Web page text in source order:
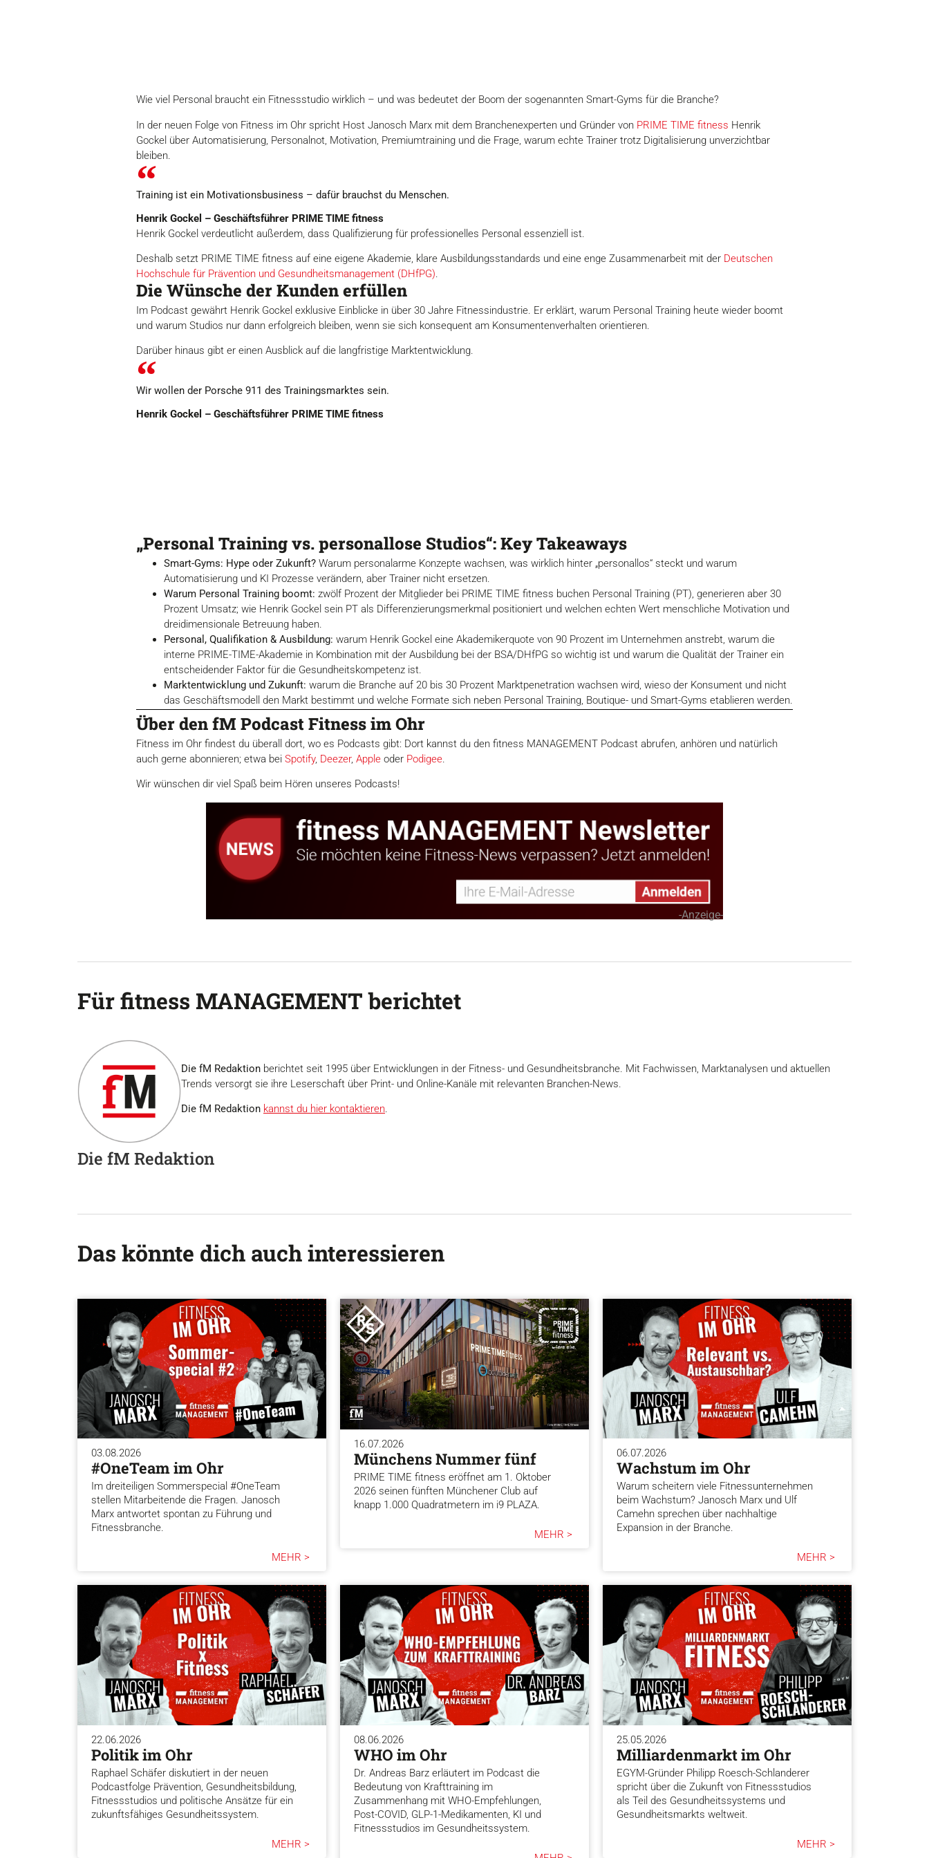
Wie viel Personal braucht ein Fitnessstudio wirklich – und was bedeutet der Boom der sogenannten Smart-Gyms für die Branche?
In der neuen Folge von Fitness im Ohr spricht Host Janosch Marx mit dem Branchenexperten und Gründer von PRIME TIME fitness Henrik
Gockel über Automatisierung, Personalnot, Motivation, Premiumtraining und die Frage, warum echte Trainer trotz Digitalisierung unverzichtbar
bleiben.
Training ist ein Motivationsbusiness – dafür brauchst du Menschen.
Henrik Gockel – Geschäftsführer PRIME TIME fitness
Henrik Gockel verdeutlicht außerdem, dass Qualifizierung für professionelles Personal essenziell ist.
Deshalb setzt PRIME TIME fitness auf eine eigene Akademie, klare Ausbildungsstandards und eine enge Zusammenarbeit mit der Deutschen
Hochschule für Prävention und Gesundheitsmanagement (DHfPG).
Die Wünsche der Kunden erfüllen
Im Podcast gewährt Henrik Gockel exklusive Einblicke in über 30 Jahre Fitnessindustrie. Er erklärt, warum Personal Training heute wieder boomt
und warum Studios nur dann erfolgreich bleiben, wenn sie sich konsequent am Konsumentenverhalten orientieren.
Darüber hinaus gibt er einen Ausblick auf die langfristige Marktentwicklung.
Wir wollen der Porsche 911 des Trainingsmarktes sein.
Henrik Gockel – Geschäftsführer PRIME TIME fitness
„Personal Training vs. personallose Studios“: Key Takeaways
Smart-Gyms: Hype oder Zukunft? Warum personalarme Konzepte wachsen, was wirklich hinter „personallos“ steckt und warum
Automatisierung und KI Prozesse verändern, aber Trainer nicht ersetzen.
Warum Personal Training boomt: zwölf Prozent der Mitglieder bei PRIME TIME fitness buchen Personal Training (PT), generieren aber 30
Prozent Umsatz; wie Henrik Gockel sein PT als Differenzierungsmerkmal positioniert und welchen echten Wert menschliche Motivation und
dreidimensionale Betreuung haben.
Personal, Qualifikation & Ausbildung: warum Henrik Gockel eine Akademikerquote von 90 Prozent im Unternehmen anstrebt, warum die
interne PRIME-TIME-Akademie in Kombination mit der Ausbildung bei der BSA/DHfPG so wichtig ist und warum die Qualität der Trainer ein
entscheidender Faktor für die Gesundheitskompetenz ist.
Marktentwicklung und Zukunft: warum die Branche auf 20 bis 30 Prozent Marktpenetration wachsen wird, wieso der Konsument und nicht
das Geschäftsmodell den Markt bestimmt und welche Formate sich neben Personal Training, Boutique- und Smart-Gyms etablieren werden.
Über den fM Podcast Fitness im Ohr
Fitness im Ohr findest du überall dort, wo es Podcasts gibt: Dort kannst du den fitness MANAGEMENT Podcast abrufen, anhören und natürlich
auch gerne abonnieren; etwa bei Spotify, Deezer, Apple oder Podigee.
Wir wünschen dir viel Spaß beim Hören unseres Podcasts!
-Anzeige-
Für fitness MANAGEMENT berichtet
Die fM Redaktion
Die fM Redaktion berichtet seit 1995 über Entwicklungen in der Fitness- und Gesundheitsbranche. Mit Fachwissen, Marktanalysen und aktuellen
Trends versorgt sie ihre Leserschaft über Print- und Online-Kanäle mit relevanten Branchen-News.
Die fM Redaktion kannst du hier kontaktieren.
Das könnte dich auch interessieren
03.08.2026
#OneTeam im Ohr
Im dreiteiligen Sommerspecial #OneTeam
stellen Mitarbeitende die Fragen. Janosch
Marx antwortet spontan zu Führung und
Fitnessbranche.
MEHR >
16.07.2026
Münchens Nummer fünf
PRIME TIME fitness eröffnet am 1. Oktober
2026 seinen fünften Münchener Club auf
knapp 1.000 Quadratmetern im i9 PLAZA.
MEHR >
06.07.2026
Wachstum im Ohr
Warum scheitern viele Fitnessunternehmen
beim Wachstum? Janosch Marx und Ulf
Camehn sprechen über nachhaltige
Expansion in der Branche.
MEHR >
22.06.2026
Politik im Ohr
Raphael Schäfer diskutiert in der neuen
Podcastfolge Prävention, Gesundheitsbildung,
Fitnessstudios und politische Ansätze für ein
zukunftsfähiges Gesundheitssystem.
MEHR >
08.06.2026
WHO im Ohr
Dr. Andreas Barz erläutert im Podcast die
Bedeutung von Krafttraining im
Zusammenhang mit WHO-Empfehlungen,
Post-COVID, GLP-1-Medikamenten, KI und
Fitnessstudios im Gesundheitssystem.
25.05.2026
Milliardenmarkt im Ohr
EGYM-Gründer Philipp Roesch-Schlanderer
spricht über die Zukunft von Fitnessstudios
als Teil des Gesundheitssystems und
Gesundheitsmarkts weltweit.
MEHR >